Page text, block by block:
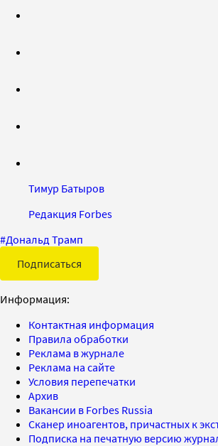
Тимур Батыров
Редакция Forbes
#Дональд Трамп
Подписаться
Информация:
Контактная информация
Правила обработки
Реклама в журнале
Реклама на сайте
Условия перепечатки
Архив
Вакансии в Forbes Russia
Сканер иноагентов, причастных к
Подписка на печатную версию